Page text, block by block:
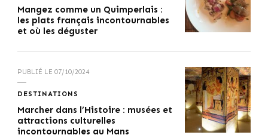
Mangez comme un Quimperlais :
les plats français incontournables
et où les déguster
PUBLIÉ LE 07/10/2024
DESTINATIONS
Marcher dans l’Histoire : musées et
attractions culturelles
incontournables au Mans